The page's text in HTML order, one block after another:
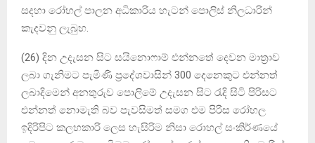
සදහා රෝහල් පාලන අධිකාරිය හැටන් පොලිස් නිලධාරින්
කැදවනු ලැබුහ.
(26) දින උදැසන සිට සයිනොෆාම් එන්නතේ දෙවන මාත්‍රාව
ලබා ගැනිමට පැමිණි ප්‍රදේශවාසින් 300 දෙනෙකුට එන්නත්
ලබාදිමෙන් අනතුරුව පොලිමේ උදැසන සිට රැදි සිටි පිරිසට
එන්නත් නොමැති බව පැවසිමත් සමග එම පිරිස රෝහල
ඉදිරිපිට කලහකාරි ලෙස හැසිරිම නිසා රොහල් සංකිර්ණයේ